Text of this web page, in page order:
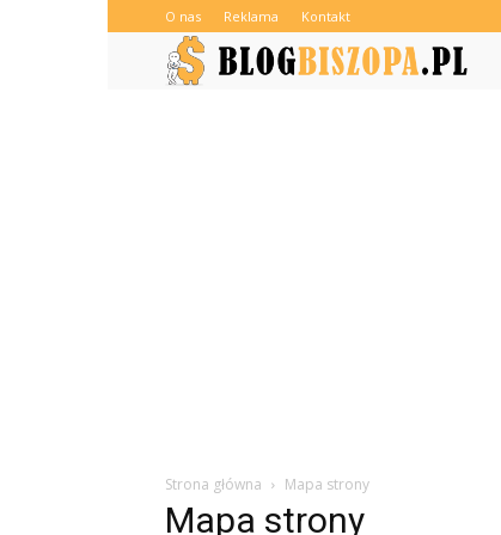
O nas Reklama Kontakt
Strona główna Mapa strony
Mapa strony